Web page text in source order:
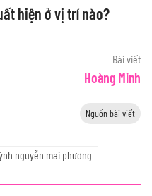
hiện ở vị trí nào?
Bài viết
Hoàng Minh
Nguồn bài viết
nguyễn mai phương